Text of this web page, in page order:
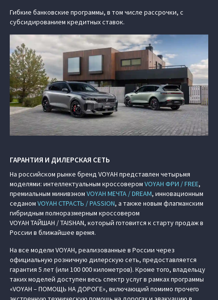
Гибкие банковские программы, в том числе рассрочки, с
субсидированием кредитных ставок.
ГАРАНТИЯ И ДИЛЕРСКАЯ СЕТЬ
На российском рынке бренд VOYAH представлен четырьмя
моделями: интеллектуальным кроссовером VOYAH ФРИ / FREE,
премиальным минивэном VOYAH МЕЧТА / DREAM, инновационным
седаном VOYAH СТРАСТЬ / PASSION, а также новым флагманским
гибридным полноразмерным кроссовером
VOYAH ТАЙШАН / TAISHAN, который готовится к старту продаж в
России в ближайшее время.
На все модели VOYAH, реализованные в России через
официальную розничную дилерскую сеть, предоставляется
гарантия 5 лет (или 100 000 километров). Кроме того, владельцу
таких моделей доступен весь спектр услуг в рамках программы
«VOYAH – ПОМОЩЬ НА ДОРОГЕ», включающий помимо прочего